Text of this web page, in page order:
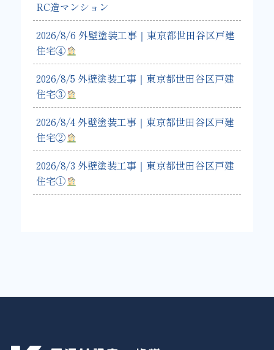
RC造マンション
2026/8/6 外壁塗装工事｜東京都世田谷区戸建
住宅④
2026/8/5 外壁塗装工事｜東京都世田谷区戸建
住宅③
2026/8/4 外壁塗装工事｜東京都世田谷区戸建
住宅②
2026/8/3 外壁塗装工事｜東京都世田谷区戸建
住宅①